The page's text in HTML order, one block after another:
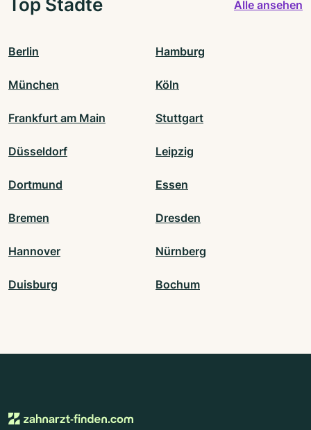
Alle ansehen
Berlin Hamburg
München Köln
Frankfurt am Main Stuttgart
Düsseldorf Leipzig
Dortmund Essen
Bremen Dresden
Hannover Nürnberg
Duisburg Bochum